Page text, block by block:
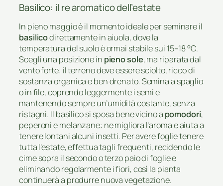
Basilico: il re aromatico dell’estate
In pieno maggio è il momento ideale per seminare il
basilicodirettamente in aiuola, dove la
temperatura del suolo è ormai stabile sui 15–18 °C.
Scegli una posizione in pieno sole, ma riparata dal
vento forte; il terreno deve essere sciolto, ricco di
sostanza organica e ben drenato. Semina a spaglio
o in file, coprendo leggermente i semi e
mantenendo sempre un’umidità costante, senza
ristagni. Il basilico si sposa bene vicino a pomodori,
peperoni e melanzane: ne migliora l’aroma e aiuta a
tenere lontani alcuni insetti. Per avere foglie tenere
tutta l’estate, effettua tagli frequenti, recidendo le
cime sopra il secondo o terzo paio di foglie e
eliminando regolarmente i fiori, così la pianta
continuerà a produrre nuova vegetazione.